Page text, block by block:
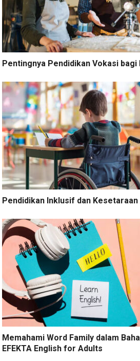
Pentingnya Pendidikan Vokasi
Pendidikan Inklusif dan
Memahami Word Family dalam
EFEKTA English for Adults